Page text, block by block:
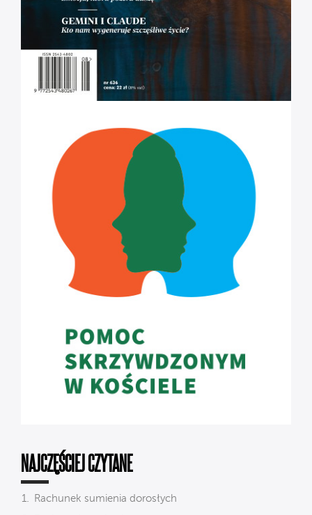
NAJCZĘŚCIEJ CZYTANE
Rachunek sumienia dorosłych